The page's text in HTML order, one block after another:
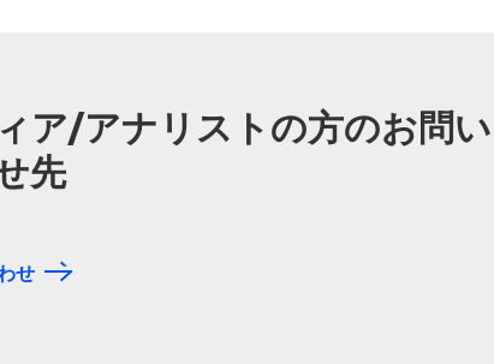
ア/アナリストの方のお問い
先
せ